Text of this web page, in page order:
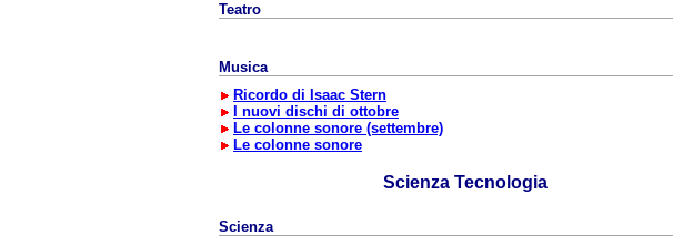
Teatro
Musica
Ricordo di Isaac Stern
I nuovi dischi di ottobre
Le colonne sonore (settembre)
Le colonne sonore
Scienza Tecnologia
Scienza